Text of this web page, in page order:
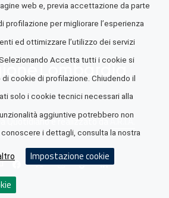
Quotidiano è realizzato daA.R.I.A.
web e, previa accettazione da parte
profilazione per migliorare l’esperienza
ed ottimizzare l’utilizzo dei servizi
Accetta tutti i cookie si
cookie di profilazione. Chiudendo il
solo i cookie tecnici necessari alla
aggiuntive potrebbero non
i dettagli, consulta la nostra
Impostazione cookie